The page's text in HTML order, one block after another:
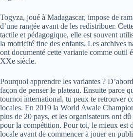
Togyza, joué à Madagascar, impose de
d’une rangée avant de les redistribuer.
tactile et pédagogique, elle est souvent
la motricité fine des enfants. Les archives
ont documenté cette variante comme outil
XXe siècle.
Pourquoi apprendre les variantes ?
façon de penser le plateau. Ensuite parce
tournoi international, tu peux te retrouver
locales. En 2019 la World Awale
plus de 20 pays, et les organisateurs ont
pour la compétition. Pour toi, le mieux est
locale avant de commencer à jouer en